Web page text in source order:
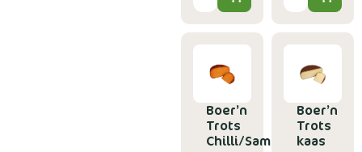
Boer’n
Trots
Chilli/Sambal
Boer’n
Trots
kaas